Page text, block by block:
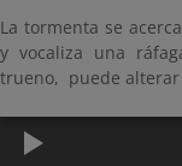
La tormenta se
y vocaliza una
trueno, puede alterar